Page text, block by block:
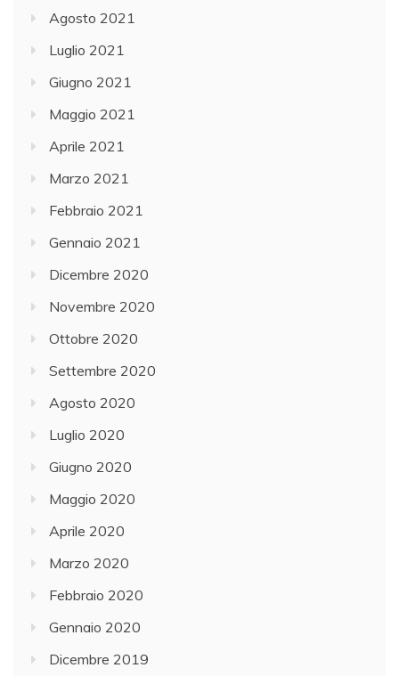
Agosto 2021
Luglio 2021
Giugno 2021
Maggio 2021
Aprile 2021
Marzo 2021
Febbraio 2021
Gennaio 2021
Dicembre 2020
Novembre 2020
Ottobre 2020
Settembre 2020
Agosto 2020
Luglio 2020
Giugno 2020
Maggio 2020
Aprile 2020
Marzo 2020
Febbraio 2020
Gennaio 2020
Dicembre 2019